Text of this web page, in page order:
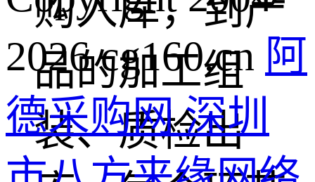
购入库，到产
品的加工组
装、质检出
2026 cg160.cn 阿
德采购网 深圳